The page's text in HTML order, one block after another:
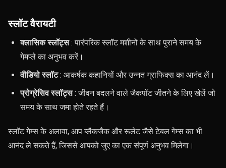
स्लॉट वैरायटी
क्लासिक स्लॉट्स: पारंपरिक स्लॉट मशीनों के साथ पुराने समय के
गेमप्ले का अनुभव करें।
वीडियो स्लॉट: आकर्षक कहानियों और उन्नत ग्राफिक्स का आनंद लें।
प्रोग्रेसिव स्लॉट्स: जीवन बदलने वाले जैकपॉट जीतने के लिए खेलें जो
समय के साथ जमा होते रहते हैं।
स्लॉट गेम्स के अलावा, आप ब्लैकजैक और रूलेट जैसे टेबल गेम्स का भी
आनंद ले सकते हैं, जिससे आपको जुए का एक संपूर्ण अनुभव मिलेगा।